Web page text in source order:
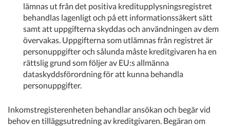
lämnas ut från det positiva kreditupplysningsregistret
behandlas lagenligt och på ett informationssäkert sätt
samt att uppgifterna skyddas och användningen av dem
övervakas. Uppgifterna som utlämnas från registret är
personuppgifter och sålunda måste kreditgivaren ha en
rättslig grund som följer av EU:s allmänna
dataskyddsförordning för att kunna behandla
personuppgifter.
Inkomstregisterenheten behandlar ansökan och begär vid
behov en tilläggsutredning av kreditgivaren. Begäran om